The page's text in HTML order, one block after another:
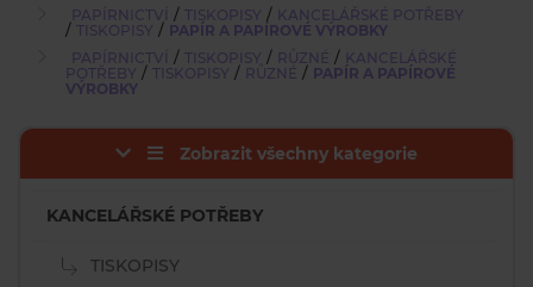
PAPÍRNICTVÍ / TISKOPISY / KANCELÁŘSKÉ POTŘEBY
/ TISKOPISY / PAPÍR A PAPÍROVÉ VÝROBKY
PAPÍRNICTVÍ / TISKOPISY / RŮZNÉ / KANCELÁŘSKÉ
POTŘEBY / TISKOPISY / RŮZNÉ / PAPÍR A PAPÍROVÉ
VÝROBKY
Zobrazit všechny kategorie
KANCELÁŘSKÉ POTŘEBY
TISKOPISY